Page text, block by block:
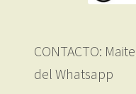
CONTACTO:
del Whatsapp